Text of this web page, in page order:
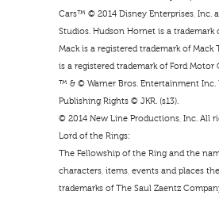
Cars™ © 2014 Disney Enterprises, Inc.
Studios. Hudson Hornet is a trademark
Mack is a registered trademark of Mack
is a registered trademark of Ford Motor
™ & © Warner Bros. Entertainment Inc.
Publishing Rights © JKR. (s13).
© 2014 New Line Productions, Inc. All
Lord of the Rings:
The Fellowship of the Ring and the
characters, items, events and places
trademarks of The Saul Zaentz